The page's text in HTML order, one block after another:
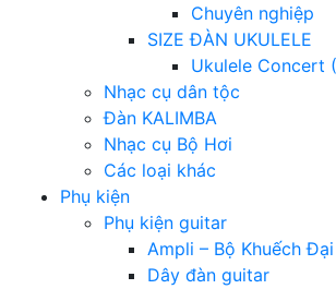
Chuyên nghiệp
SIZE ĐÀN UKULELE
Ukulele Concert
Nhạc cụ dân tộc
Đàn KALIMBA
Nhạc cụ Bộ Hơi
Các loại khác
Phụ kiện
Phụ kiện guitar
Ampli – Bộ Khuếch
Dây đàn guitar